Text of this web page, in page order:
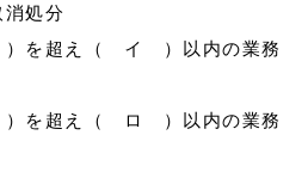
処分
超え（ イ ）以内の業務
超え（ ロ ）以内の業務